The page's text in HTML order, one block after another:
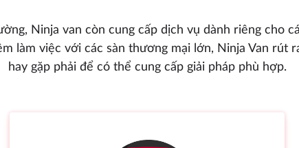
Ninja van còn cung cấp dịch vụ dành riêng cho
làm việc với các sàn thương mại lớn, Ninja Van rút
hay gặp phải để có thể cung cấp giải pháp phù hợp.